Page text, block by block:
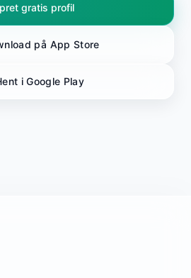
gratis profil
på App Store
i Google Play